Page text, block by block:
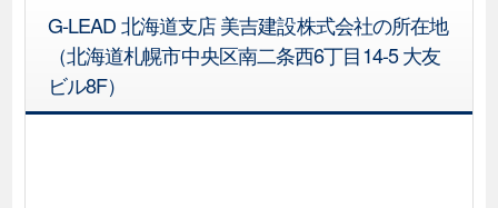
G-LEAD 北海道支店 美吉建設株式会社の所在地
（北海道札幌市中央区南二条西6丁目14-5 大友
ビル8F）